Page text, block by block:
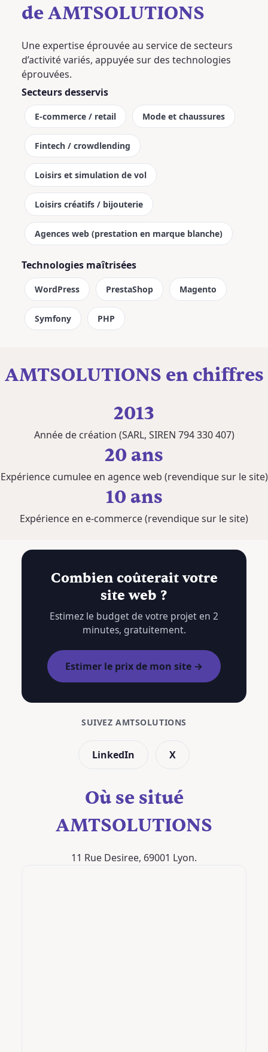
de AMTSOLUTIONS
Une expertise éprouvée au service de secteurs
d’activité variés, appuyée sur des technologies
éprouvées.
Secteurs desservis
E-commerce / retail Mode et chaussures
Fintech / crowdlending
Loisirs et simulation de vol
Loisirs créatifs / bijouterie
Agences web (prestation en marque blanche)
Technologies maîtrisées
WordPress PrestaShop Magento
Symfony PHP
AMTSOLUTIONS en chiffres
2013
Année de création (SARL, SIREN 794 330 407)
20 ans
Expérience cumulee en agence web (revendique sur le site)
10 ans
Expérience en e-commerce (revendique sur le site)
Combien coûterait votre
site web ?
Estimez le budget de votre projet en 2
minutes, gratuitement.
Estimer le prix de mon site →
SUIVEZ AMTSOLUTIONS
LinkedIn X
Où se situé
AMTSOLUTIONS
11 Rue Desiree, 69001 Lyon.